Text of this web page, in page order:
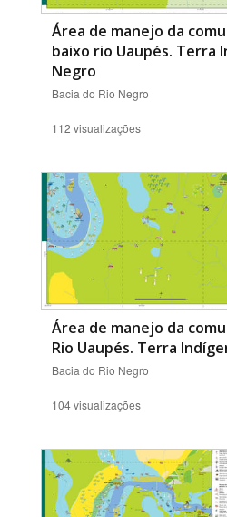
Área de manejo da
baixo rio Uaupés. Terra
Negro
Bacia do Rio Negro
112 visualizações
Área de manejo da
Rio Uaupés. Terra
Bacia do Rio Negro
104 visualizações